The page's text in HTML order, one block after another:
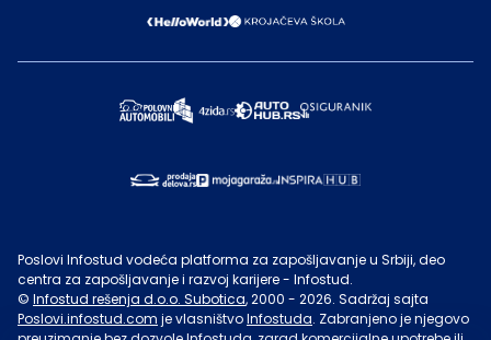
Poslovi Infostud vodeća platforma za zapošljavanje u Srbiji, deo
centra za zapošljavanje i razvoj karijere - Infostud.
© Infostud rešenja d.o.o. Subotica, 2000 - 2026. Sadržaj sajta
Poslovi.infostud.com je vlasništvoInfostuda. Zabranjeno je njegovo